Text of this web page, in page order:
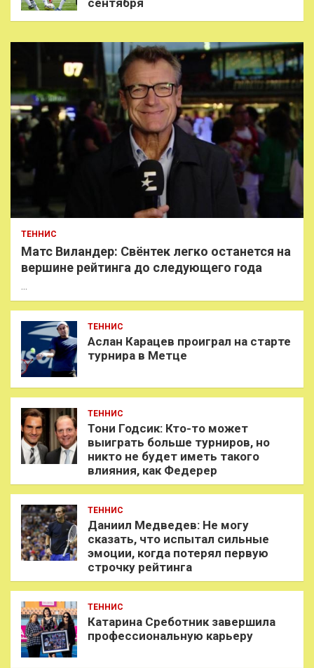
сентября
ТЕННИС
Матс Виландер: Свёнтек легко останется на
вершине рейтинга до следующего года
…
ТЕННИС
Аслан Карацев проиграл на старте
турнира в Метце
ТЕННИС
Тони Годсик: Кто-то может
выиграть больше турниров, но
никто не будет иметь такого
влияния, как Федерер
ТЕННИС
Даниил Медведев: Не могу
сказать, что испытал сильные
эмоции, когда потерял первую
строчку рейтинга
ТЕННИС
Катарина Среботник завершила
профессиональную карьеру